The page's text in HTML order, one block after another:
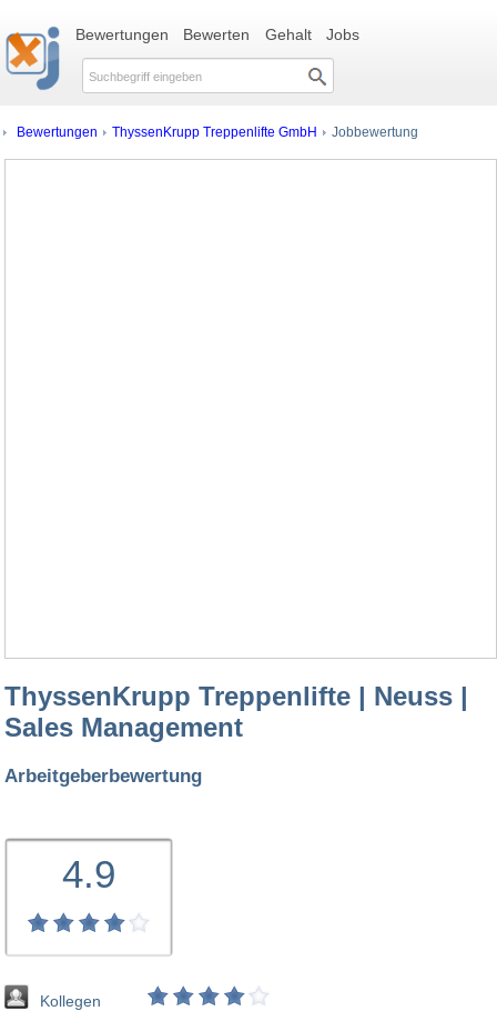
Bewertungen Bewerten Gehalt Jobs
Bewertungen ThyssenKrupp Treppenlifte GmbH Jobbewertung
ThyssenKrupp Treppenlifte | Neuss |
Sales Management
Arbeitgeberbewertung
4.9
Kollegen